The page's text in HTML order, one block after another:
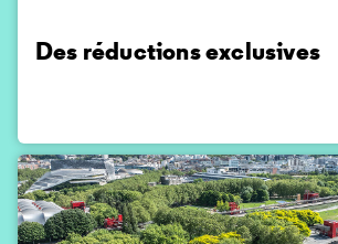
Des réductions exclusives